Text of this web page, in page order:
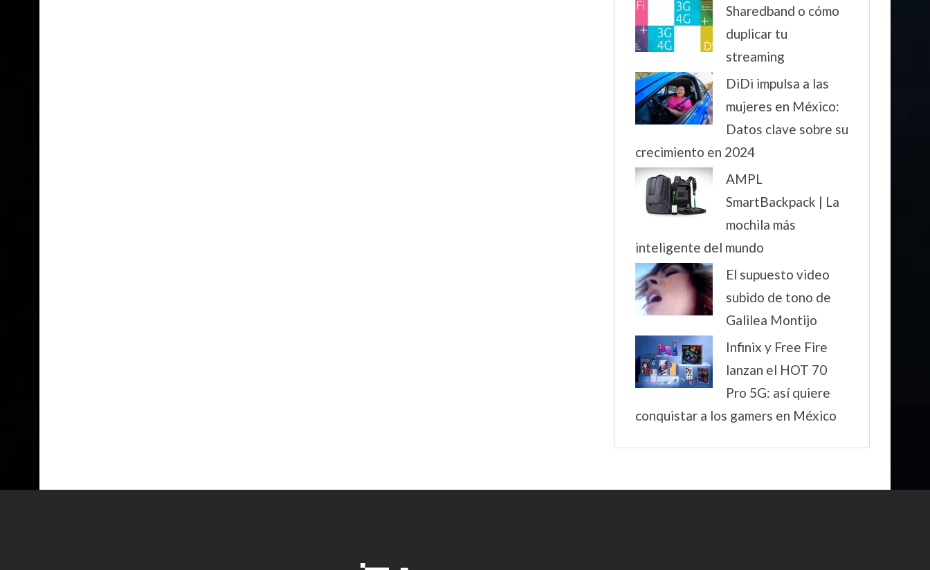
Sharedband o cómo
duplicar tu
streaming
DiDi impulsa a las
mujeres en México:
Datos clave sobre su
crecimiento en 2024
AMPL
SmartBackpack | La
mochila más
inteligente del mundo
El supuesto video
subido de tono de
Galilea Montijo
Infinix y Free Fire
lanzan el HOT 70
Pro 5G: así quiere
conquistar a los gamers en México